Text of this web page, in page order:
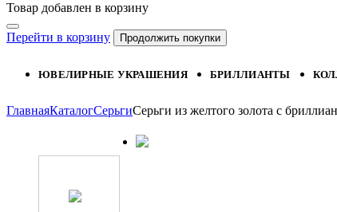
Товар добавлен в корзину
Перейти в корзину Продолжить покупки
ЮВЕЛИРНЫЕ УКРАШЕНИЯ БРИЛЛИАНТЫ
ГлавнаяКаталогСерьгиСерьги из желтого золота с